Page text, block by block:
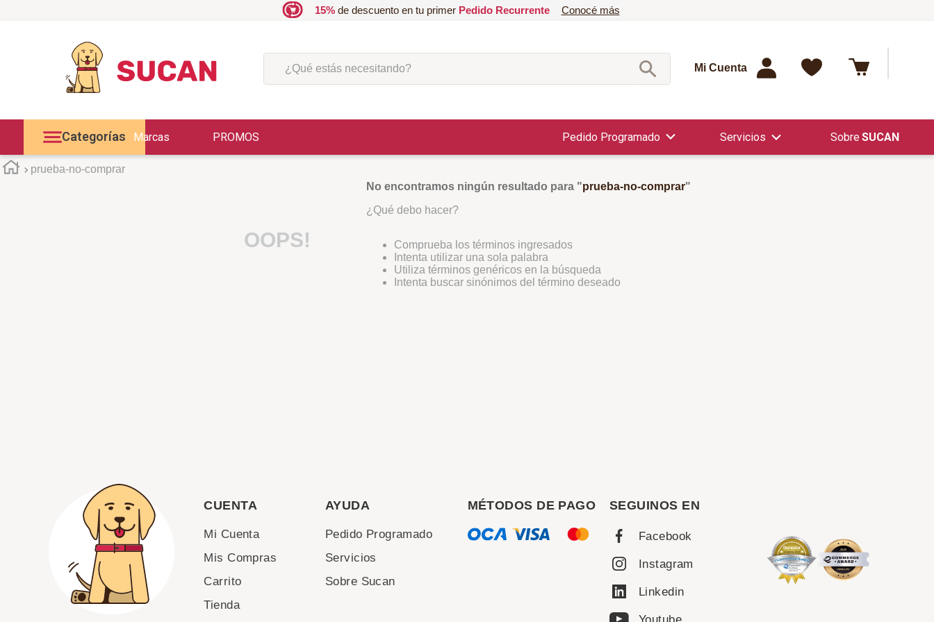
15%de descuento en tu primer Pedido Recurrente Conocé más
¿Qué estás necesitando?
Mi Cuenta
Categorías Marcas PROMOS Pedido Programado Servicios SUCAN
prueba-no-comprar
OOPS!
No encontramos ningún resultado para "prueba-no-comprar"
¿Qué debo hacer?
Comprueba los términos ingresados
Intenta utilizar una sola palabra
Utiliza términos genéricos en la búsqueda
Intenta buscar sinónimos del término deseado
CUENTA
Mi Cuenta
Mis Compras
Carrito
Tienda
AYUDA
Pedido Programado
Servicios
Sobre Sucan
MÉTODOS DE PAGO SEGUINOS EN
Facebook
Instagram
Linkedin